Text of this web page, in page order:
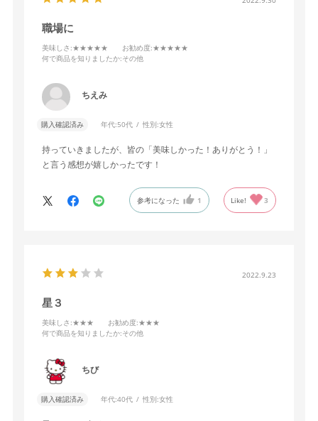
職場に
美味しさ :★★★★★ お勧め度:★★★★★
何で商品を知りましたか:その他
ちえみ
購入確認済み 年代:50代 性別:女性
持っていきましたが、皆の「美味しかった！ありがとう！」
と言う感想が嬉しかったです！
参考になった 1 Like! 3
2022.9.23
星３
美味しさ :★★★ お勧め度:★★★
何で商品を知りましたか:その他
ちび
購入確認済み 年代:40代 性別:女性